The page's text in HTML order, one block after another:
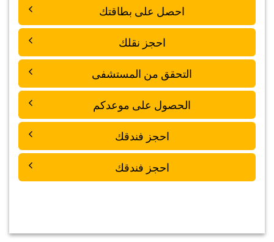
احصل على بطاقتك
احجز نقلك
التحقق من المستشفى
الحصول على موعدكم
احجز فندقك
احجز فندقك